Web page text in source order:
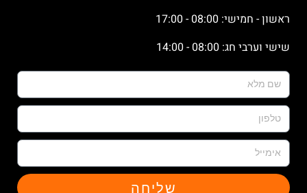
ראשון - חמישי: 08:00 - 17:00
שישי וערבי חג: 08:00 - 14:00
שליחה